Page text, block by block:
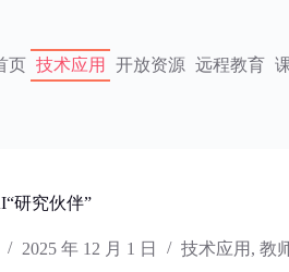
页 技术应用 开放资源 远程教育
研究伙伴”
2025 年 12 月 1 日 技术应用 , 教